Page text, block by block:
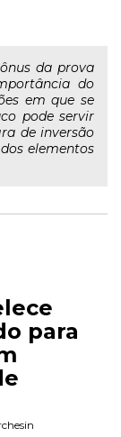
da prova
do
em que se
pode servir
de inversão
elementos
para